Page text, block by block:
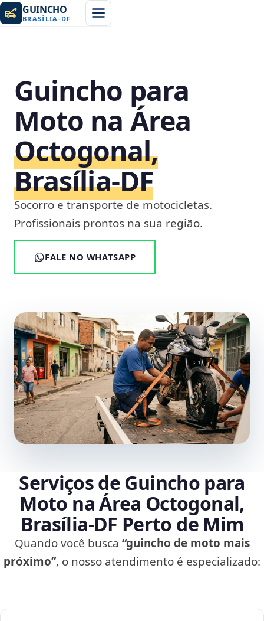
GUINCHO
BRASÍLIA -DF
Guincho para
Moto na Área
Octogonal,
Brasília‑DF
Socorro e transporte de motocicletas.
Profissionais prontos na sua região.
FALE NO WHATSAPP
Serviços de Guincho para
Moto na Área Octogonal,
Brasília‑DF Perto de Mim
Quando você busca “guincho de moto mais
próximo”, o nosso atendimento é especializado: